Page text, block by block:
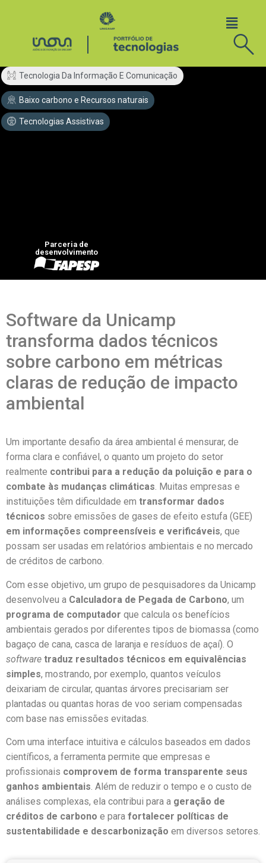
Tecnologia Da Informação E Comunicação
Baixo carbono e Recursos naturais
Tecnologias Assistivas
Parceria de
desenvolvimento
Software da Unicamp
transforma dados técnicos
sobre carbono em métricas
claras de redução de impacto
ambiental
Um importante desafio da área ambiental é mensurar, de
forma clara e confiável, o quanto um projeto do setor
realmente contribui para a redução da poluição e para o
combate às mudanças climáticas. Muitas empresas e
instituições têm dificuldade em transformar dados
técnicos sobre emissões de gases de efeito estufa (GEE)
em informações compreensíveis e verificáveis, que
possam ser usadas em relatórios ambientais e no mercado
de créditos de carbono.
Com esse objetivo, um grupo de pesquisadores da Unicamp
desenvolveu a Calculadora de Pegada de Carbono, um
programa de computador que calcula os benefícios
ambientais gerados por diferentes tipos de biomassa (como
bagaço de cana, casca de laranja e resíduos de açaí). O
software traduz resultados técnicos em equivalências
simples, mostrando, por exemplo, quantos veículos
deixariam de circular, quantas árvores precisariam ser
plantadas ou quantas horas de voo seriam compensadas
com base nas emissões evitadas.
Com uma interface intuitiva e cálculos baseados em dados
científicos, a ferramenta permite que empresas e
profissionais comprovem de forma transparente seus
ganhos ambientais. Além de reduzir o tempo e o custo de
análises complexas, ela contribui para a geração de
créditos de carbono e para fortalecer políticas de
sustentabilidade e descarbonização em diversos setores.